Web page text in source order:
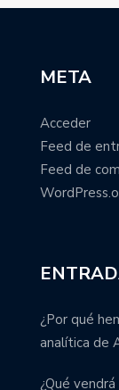
META
Acceder
Feed de
Feed de
¿Por qué
analítica de
¿Qué